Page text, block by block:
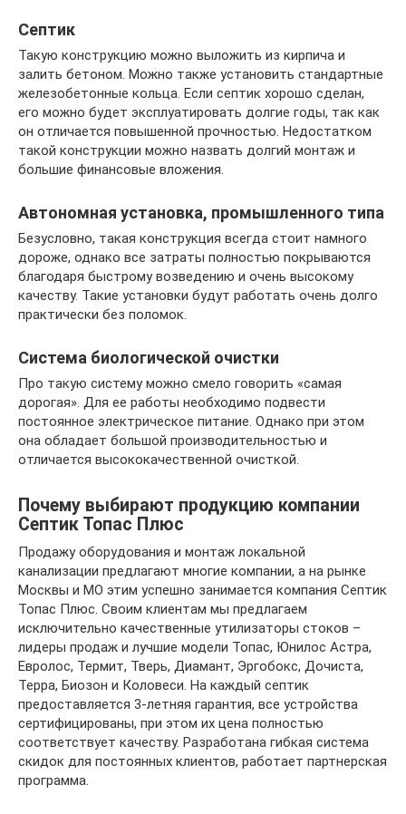
Септик
Такую конструкцию можно выложить из кирпича и
залить бетоном. Можно также установить стандартные
железобетонные кольца. Если септик хорошо сделан,
его можно будет эксплуатировать долгие годы, так как
он отличается повышенной прочностью. Недостатком
такой конструкции можно назвать долгий монтаж и
большие финансовые вложения.
Автономная установка, промышленного типа
Безусловно, такая конструкция всегда стоит намного
дороже, однако все затраты полностью покрываются
благодаря быстрому возведению и очень высокому
качеству. Такие установки будут работать очень долго
практически без поломок.
Система биологической очистки
Про такую систему можно смело говорить «самая
дорогая». Для ее работы необходимо подвести
постоянное электрическое питание. Однако при этом
она обладает большой производительностью и
отличается высококачественной очисткой.
Почему выбирают продукцию компании
Септик Топас Плюс
Продажу оборудования и монтаж локальной
канализации предлагают многие компании, а на рынке
Москвы и МО этим успешно занимается компания Септик
Топас Плюс. Своим клиентам мы предлагаем
исключительно качественные утилизаторы стоков –
лидеры продаж и лучшие модели Топас, Юнилос Астра,
Евролос, Термит, Тверь, Диамант, Эргобокс, Дочиста,
Терра, Биозон и Коловеси. На каждый септик
предоставляется 3-летняя гарантия, все устройства
сертифицированы, при этом их цена полностью
соответствует качеству. Разработана гибкая система
скидок для постоянных клиентов, работает партнерская
программа.